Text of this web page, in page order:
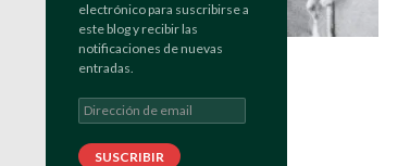
electrónico para suscribirse a
este blog y recibir las
notificaciones de nuevas
entradas.
Dirección
de
email
SUSCRIBIR